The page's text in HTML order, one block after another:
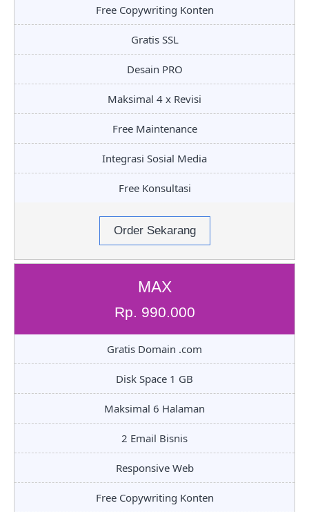
Free Copywriting Konten
Gratis SSL
Desain PRO
Maksimal 4 x Revisi
Free Maintenance
Integrasi Sosial Media
Free Konsultasi
Order Sekarang
MAX
Rp. 990.000
Gratis Domain .com
Disk Space 1 GB
Maksimal 6 Halaman
2 Email Bisnis
Responsive Web
Free Copywriting Konten